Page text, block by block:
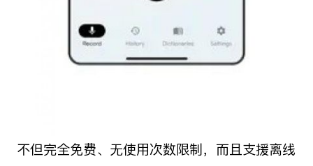
不但完全免费、无使用次数限制，而且支援离线